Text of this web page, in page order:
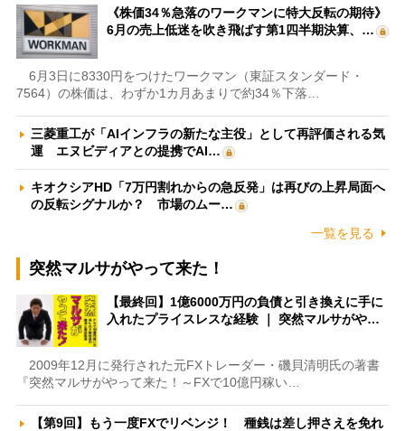
《株価34％急落のワークマンに特大反転の期待》
6月の売上低迷を吹き飛ばす第1四半期決算、…
6月3日に8330円をつけたワークマン（東証スタンダード・
7564）の株価は、わずか1カ月あまりで約34％下落…
三菱重工が「AIインフラの新たな主役」として再評価される気
運 エヌビディアとの提携でAI…
キオクシアHD「7万円割れからの急反発」は再びの上昇局面へ
の反転シグナルか？ 市場のムー…
一覧を見る
突然マルサがやって来た！
【最終回】1億6000万円の負債と引き換えに手に
入れたプライスレスな経験 ｜ 突然マルサがや…
2009年12月に発行された元FXトレーダー・磯貝清明氏の著書
『突然マルサがやって来た！～FXで10億円稼い…
【第9回】もう一度FXでリベンジ！ 種銭は差し押さえを免れ